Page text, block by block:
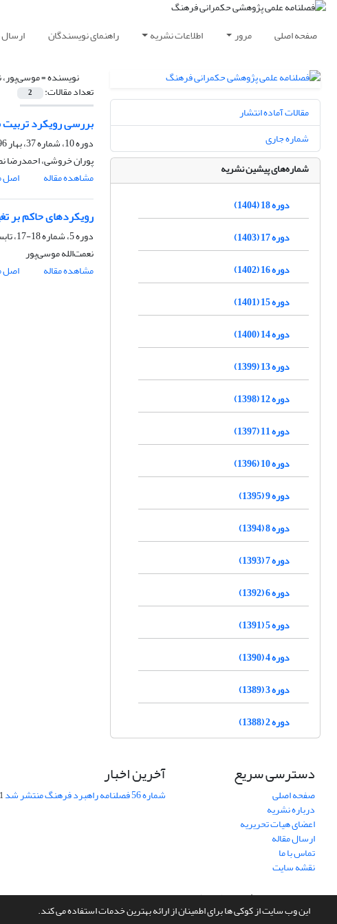
این وب سایت از کوکی ها برای اطمینان از ارائه بهترین خدمات استفاده می کند.
صفحه اصلی مرور اطلاعات نشریه راهنمای نویسندگان ارسال
نویسنده =موسی‌­پور،
تعداد مقالات: 2
بررسی رویکرد
دوره 10، شماره 37، بهار 1396، صفحه
پوران خروشی، احمدرضا
مشاهده مقاله
اصل
رویکردهای حاکم بر
دوره 5، شماره 18-17، تابستان 1391، صفحه
نعمت‌الله موسی‌­پور
مشاهده مقاله
اصل
مقالات آماده انتشار
شماره جاری
شماره‌های پیشین نشریه
دوره 18 (1404)
دوره 17 (1403)
دوره 16 (1402)
دوره 15 (1401)
دوره 14 (1400)
دوره 13 (1399)
دوره 12 (1398)
دوره 11 (1397)
دوره 10 (1396)
دوره 9 (1395)
دوره 8 (1394)
دوره 7 (1393)
دوره 6 (1392)
دوره 5 (1391)
دوره 4 (1390)
دوره 3 (1389)
دوره 2 (1388)
دسترسی سریع
صفحه اصلی
درباره نشریه
اعضای هیات تحریریه
ارسال مقاله
تماس با ما
نقشه سایت
آخرین اخبار
شماره 56 فصلنامه راهبرد فرهنگ منتشر شد
سامانه مدیریت نشریات علمی.طراحی و پیاده سازی ازسیناوب